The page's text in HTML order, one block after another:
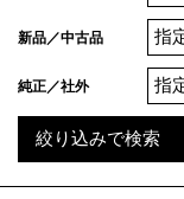
新品／中古品
純正／社外